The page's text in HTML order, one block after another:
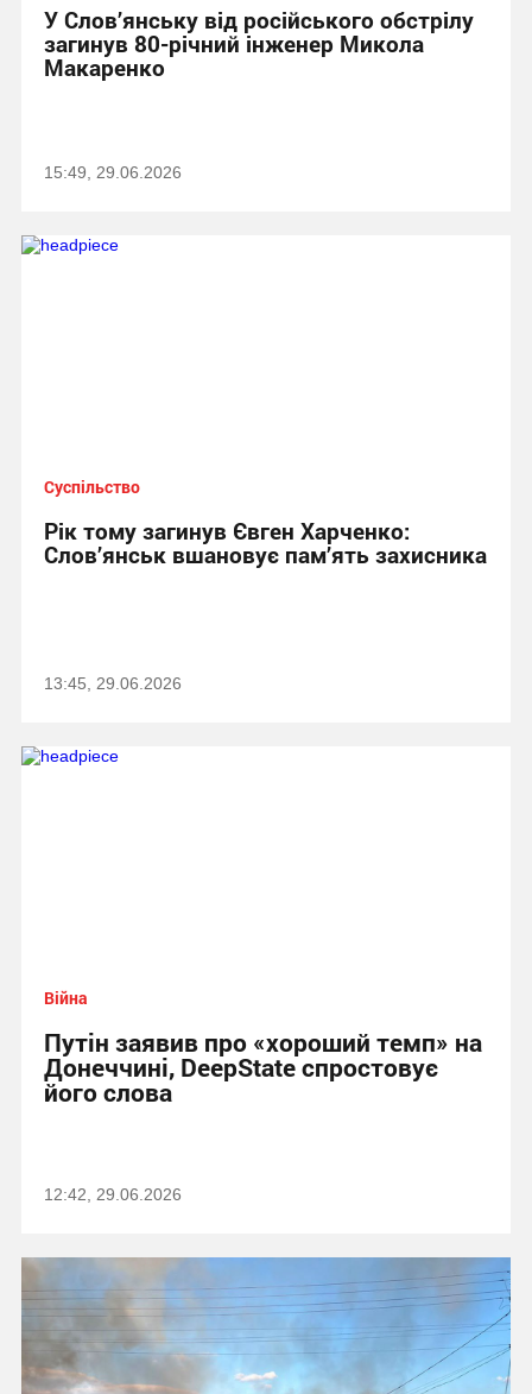
У Слов’янську від російського обстрілу
загинув 80-річний інженер Микола
Макаренко
15:49, 29.06.2026
Суспільство
Рік тому загинув Євген Харченко:
Слов’янськ вшановує пам’ять захисника
13:45, 29.06.2026
Війна
Путін заявив про «хороший темп» на
Донеччині, DeepState спростовує
його слова
12:42, 29.06.2026